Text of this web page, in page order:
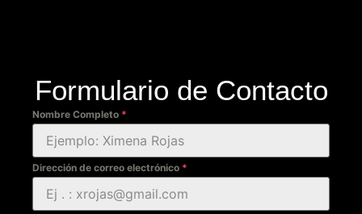
Formulario de Contacto
Nombre Completo *
Dirección de correo electrónico *